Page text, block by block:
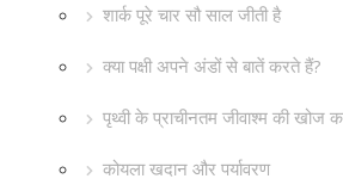
शार्क पूरे चार सौ साल जीती है
क्या पक्षी अपने अंडों से बातें करते हैं?
पृथ्वी के प्राचीनतम जीवाश्म की खोज
कोयला खदान और पर्यावरण